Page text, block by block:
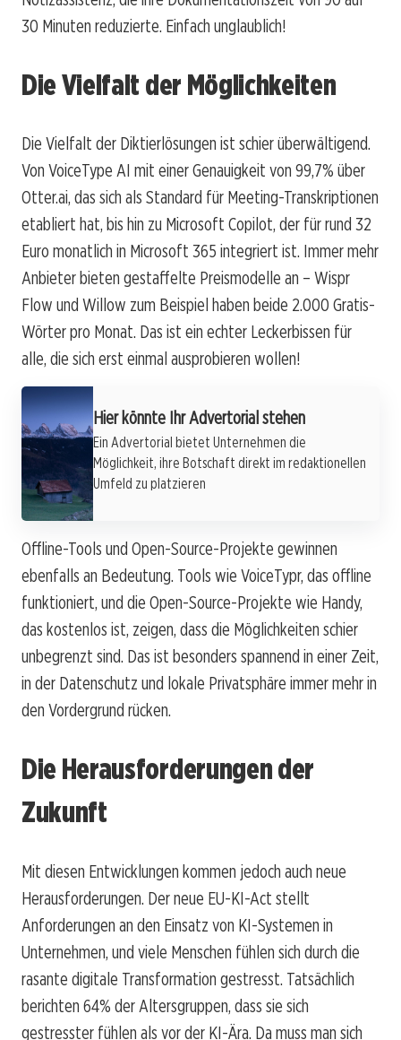
30 Minuten reduzierte. Einfach unglaublich!
Die Vielfalt der Möglichkeiten
Die Vielfalt der Diktierlösungen ist schier überwältigend.
Von VoiceType AI mit einer Genauigkeit von 99,7% über
Otter.ai, das sich als Standard für Meeting-Transkriptionen
etabliert hat, bis hin zu Microsoft Copilot, der für rund 32
Euro monatlich in Microsoft 365 integriert ist. Immer mehr
Anbieter bieten gestaffelte Preismodelle an – Wispr
Flow und Willow zum Beispiel haben beide 2.000 Gratis-
Wörter pro Monat. Das ist ein echter Leckerbissen für
alle, die sich erst einmal ausprobieren wollen!
Hier könnte Ihr Advertorial stehen
Ein Advertorial bietet Unternehmen die
Möglichkeit, ihre Botschaft direkt im redaktionellen
Umfeld zu platzieren
Offline-Tools und Open-Source-Projekte gewinnen
ebenfalls an Bedeutung. Tools wie VoiceTypr, das offline
funktioniert, und die Open-Source-Projekte wie Handy,
das kostenlos ist, zeigen, dass die Möglichkeiten schier
unbegrenzt sind. Das ist besonders spannend in einer Zeit,
in der Datenschutz und lokale Privatsphäre immer mehr in
den Vordergrund rücken.
Die Herausforderungen der
Zukunft
Mit diesen Entwicklungen kommen jedoch auch neue
Herausforderungen. Der neue EU-KI-Act stellt
Anforderungen an den Einsatz von KI-Systemen in
Unternehmen, und viele Menschen fühlen sich durch die
rasante digitale Transformation gestresst. Tatsächlich
berichten 64% der Altersgruppen, dass sie sich
gestresster fühlen als vor der KI-Ära. Da muss man sich